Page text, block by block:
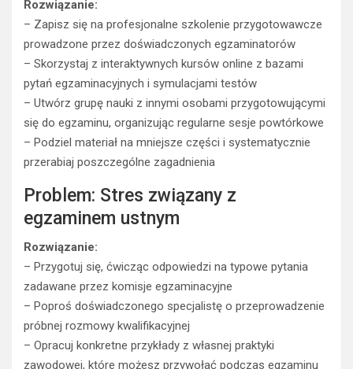
Rozwiązanie:
– Zapisz się na profesjonalne szkolenie przygotowawcze
prowadzone przez doświadczonych egzaminatorów
– Skorzystaj z interaktywnych kursów online z bazami
pytań egzaminacyjnych i symulacjami testów
– Utwórz grupę nauki z innymi osobami przygotowującymi
się do egzaminu, organizując regularne sesje powtórkowe
– Podziel materiał na mniejsze części i systematycznie
przerabiaj poszczególne zagadnienia
Problem: Stres związany z
egzaminem ustnym
Rozwiązanie:
– Przygotuj się, ćwicząc odpowiedzi na typowe pytania
zadawane przez komisje egzaminacyjne
– Poproś doświadczonego specjalistę o przeprowadzenie
próbnej rozmowy kwalifikacyjnej
– Opracuj konkretne przykłady z własnej praktyki
zawodowej, które możesz przywołać podczas egzaminu